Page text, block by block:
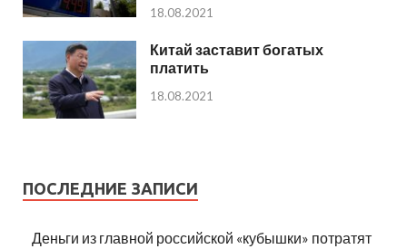
18.08.2021
Китай заставит богатых
платить
18.08.2021
ПОСЛЕДНИЕ ЗАПИСИ
Деньги из главной российской «кубышки» потратят